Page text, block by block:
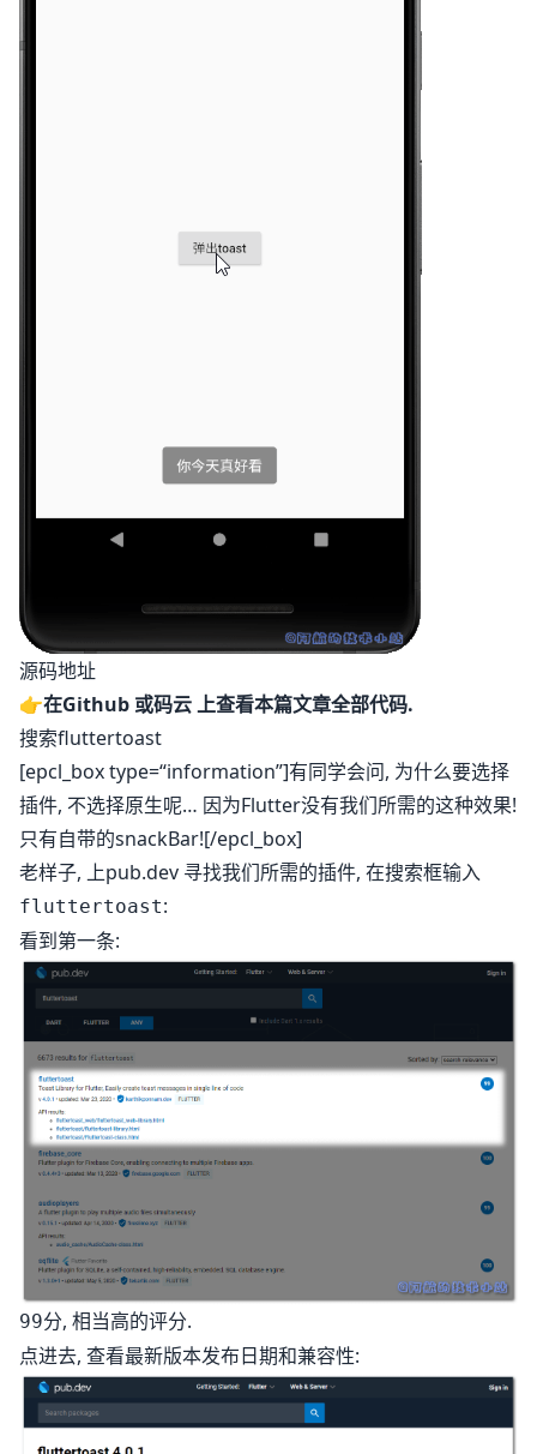
源码地址
👉在Github 或码云上查看本篇文章全部代码.
搜索fluttertoast
[epcl_box type=“information”]有同学会问, 为什么要选择
插件, 不选择原生呢… 因为Flutter没有我们所需的这种效果!
只有自带的snackBar![/epcl_box]
老样子, 上pub.dev 寻找我们所需的插件, 在搜索框输入
fluttertoast:
看到第一条:
99分, 相当高的评分.
点进去, 查看最新版本发布日期和兼容性: